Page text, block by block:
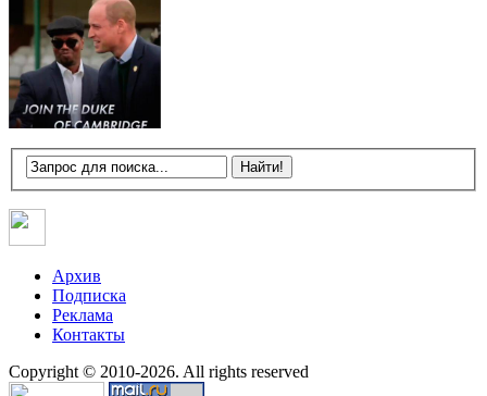
Архив
Подписка
Реклама
Контакты
Copyright © 2010-2026. All rights reserved